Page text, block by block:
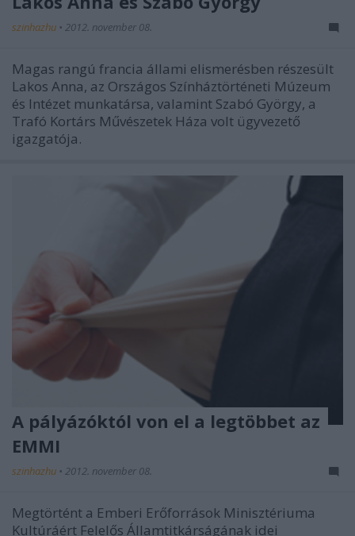
szinhazhu • 2012. november 08.
Magas rangú francia állami elismerésben részesült
Lakos Anna, az Országos Színháztörténeti Múzeum
és Intézet munkatársa, valamint Szabó György, a
Trafó Kortárs Művészetek Háza volt ügyvezető
igazgatója.
A pályázóktól von el a legtöbbet az
EMMI
szinhazhu • 2012. november 08.
Megtörtént a Emberi Erőforrások Minisztériuma
Kultúráért Felelős Államtitkárságának idei